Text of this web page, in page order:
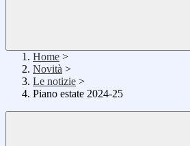
Home >
Novità >
Le notizie >
Piano estate 2024-25